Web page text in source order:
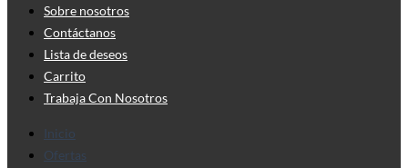
Sobre nosotros
Contáctanos
Lista de deseos
Carrito
Trabaja Con Nosotros
Inicio
Ofertas